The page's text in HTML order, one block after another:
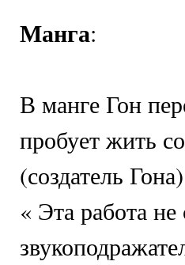
Манга:
В манге Гон
пробует жить
(создатель
« Эта работа